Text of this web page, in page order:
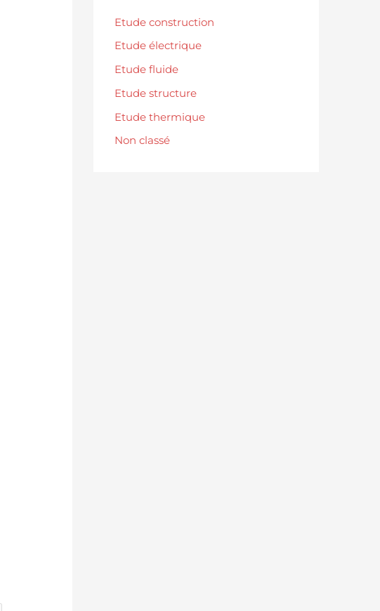
Etude construction
Etude électrique
Etude fluide
Etude structure
Etude thermique
Non classé